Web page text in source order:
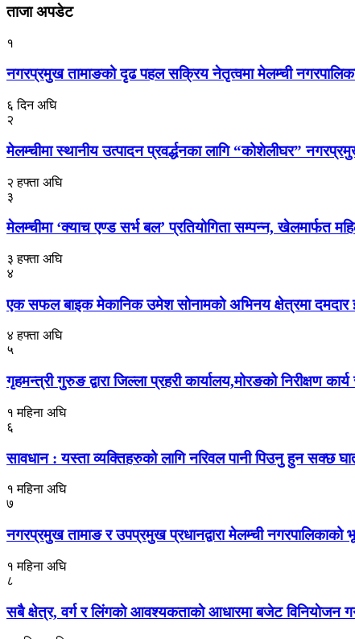
ताजा अपडेट
१
नगरप्रमुख तामाङको दृढ पहल सक्रिय नेतृत्वमा मेलम्ची नगरपालिका
६ दिन अघि
२
मेलम्चीमा स्थानीय उत्पादन प्रवर्द्धनका लागि “कोशेलीघर”
२ हफ्ता अघि
३
मेलम्चीमा ‘क्याच एण्ड सर्भ बल’ प्रतियोगिता सम्पन्न, खेलमार्फत
३ हफ्ता अघि
४
एक सफल बाइक मेकानिक उमेश सोनामको अभिनय क्षेत्रमा दमदार
४ हफ्ता अघि
५
गृहमन्त्री गुरुङ द्वारा जिल्ला प्रहरी कार्यालय,मोरङको निरीक्षण
१ महिना अघि
६
सावधान : यस्ता व्यक्तिहरुको लागि नरिवल पानी पिउनु हुन सक्छ
१ महिना अघि
७
नगरप्रमुख तामाङ र उपप्रमुख प्रधानद्वारा मेलम्ची नगरपालिकाको
१ महिना अघि
८
सबै क्षेत्र, वर्ग र लिंगकाे आवश्यकताकाे आधारमा बजेट विनियाेजन